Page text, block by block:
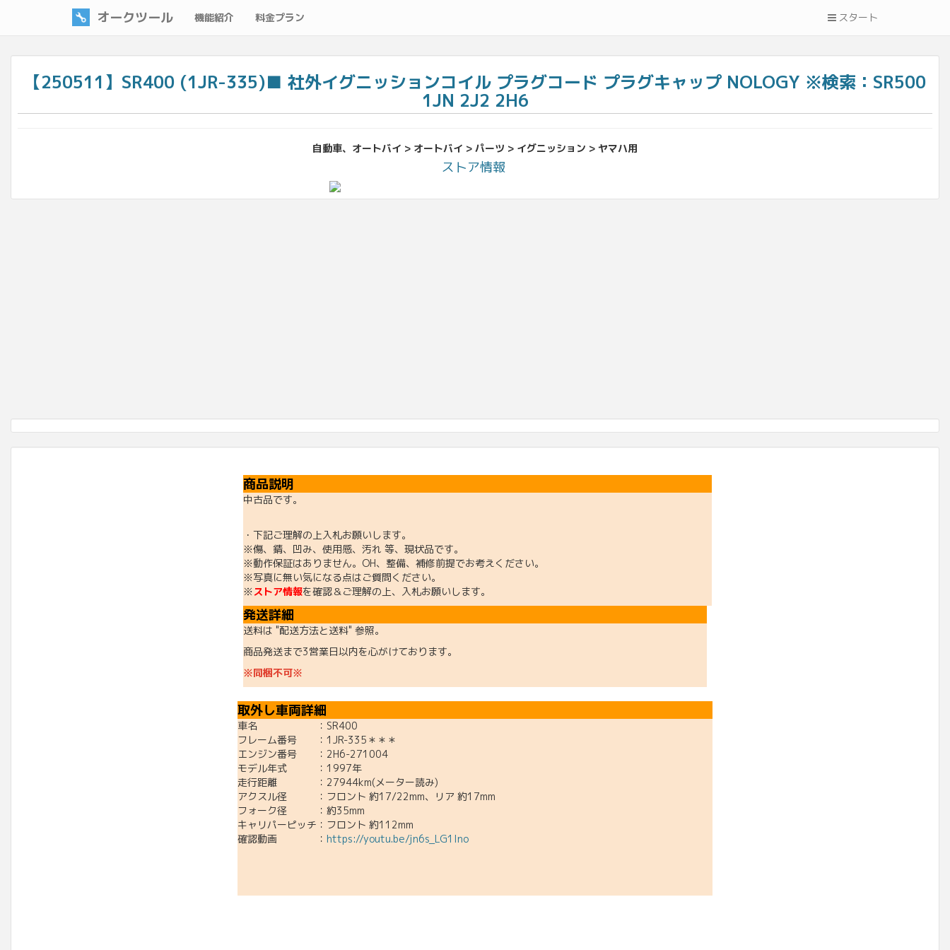
オークツール 機能紹介 料金プラン スタート
【250511】SR400 (1JR-335)■ 社外イグニッションコイル プラグコード プラグキャップ NOLOGY ※検索：SR500
1JN 2J2 2H6
自動車、オートバイ > オートバイ > パーツ > イグニッション > ヤマハ用
ストア情報
商品説明
中古品です。
・下記ご理解の上入札お願いします。
※傷、錆、凹み、使用感、汚れ 等、現状品です。
※動作保証はありません。OH、整備、補修前提でお考えください。
※写真に無い気になる点はご質問ください。
※ストア情報を確認＆ご理解の上、入札お願いします。
発送詳細
送料は "配送方法と送料" 参照。
商品発送まで3営業日以内を心がけております。
※同梱不可※
取外し車両詳細
車名 ：SR400
フレーム番号 ：1JR-335＊＊＊
エンジン番号 ：2H6-271004
モデル年式 ：1997年
走行距離 ：27944km(メーター読み)
アクスル径 ：フロント 約17/22mm、リア 約17mm
フォーク径 ：約35mm
キャリパーピッチ：フロント 約112mm
確認動画 ： https://youtu.be/jn6s_LG1lno